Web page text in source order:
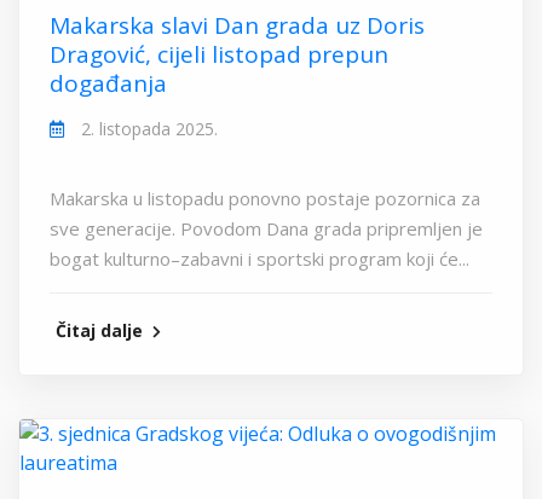
Makarska slavi Dan grada uz Doris
Dragović, cijeli listopad prepun
događanja
2. listopada 2025.
Makarska u listopadu ponovno postaje pozornica za
sve generacije. Povodom Dana grada pripremljen je
bogat kulturno–zabavni i sportski program koji će...
Čitaj dalje